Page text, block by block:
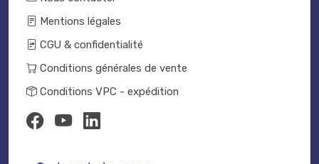
Mentions légales
CGU & confidentialité
Conditions générales de vente
Conditions VPC - expédition